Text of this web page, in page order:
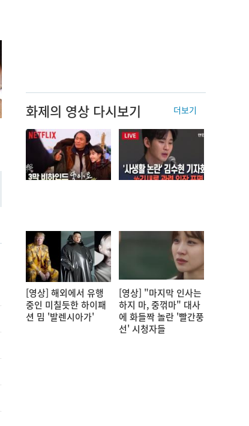
화제의 영상 다시보기 더보기
[영상] 해외에서 유행
중인 미칠듯한 하이패
션 밈 '발렌시아가'
[영상] "마지막 인사는
하지 마, 중꺾마" 대사
에 화들짝 놀란 '빨간풍
선' 시청자들